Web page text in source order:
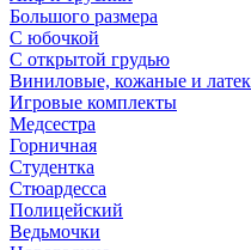
Большого размера
С юбочкой
С открытой грудью
Виниловые, кожаные и
Игровые комплекты
Медсестра
Горничная
Студентка
Стюардесса
Полицейский
Ведьмочки